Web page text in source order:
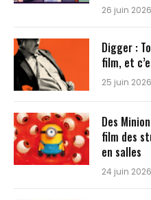
26 juin 2026
Digger :
film, et
25 juin 2026
Des
film des
en salles
24 juin 2026